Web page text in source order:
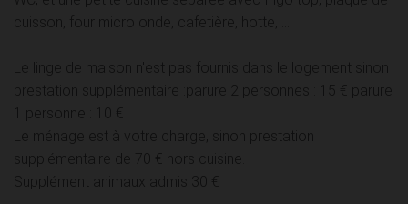
cuisson, four micro onde, cafetière, hotte, ....
Le linge de maison n'est pas fournis dans le logement sinon
prestation supplémentaire :parure 2 personnes : 15 € parure
1 personne : 10 €
Le ménage est à votre charge, sinon prestation
supplémentaire de 70 € hors cuisine.
Supplément animaux admis 30 €